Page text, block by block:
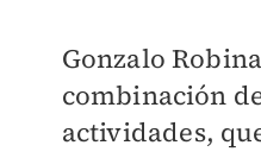
Gonzalo
combinación
actividades,